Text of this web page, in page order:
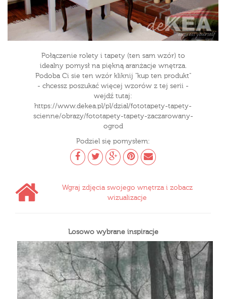
Połączenie rolety i tapety (ten sam wzór) to
idealny pomysł na piękną aranżacje wnętrza.
Podoba Ci sie ten wzór kliknij "kup ten produkt"
- chcessz poszukać więcej wzorów z tej serii -
wejdź tutaj:
https://www.dekea.pl/pl/dzial/fototapety-tapety-
scienne/obrazy/fototapety-tapety-zaczarowany-
ogrod
Podziel się pomysłem:
Wgraj zdjęcia swojego wnętrza i zobacz
wizualizacje
Losowo wybrane inspiracje